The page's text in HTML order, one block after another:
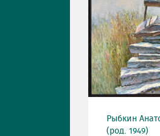
Рыбкин
(род. 1949)